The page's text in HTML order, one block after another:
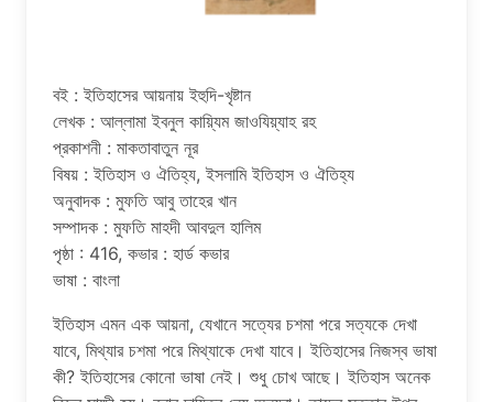
বই : ইতিহাসের আয়নায় ইহুদি-খৃষ্টান
লেখক : আল্লামা ইবনুল কায়্যিম জাওযিয়্যাহ রহ
প্রকাশনী : মাকতাবাতুন নূর
বিষয় : ইতিহাস ও ঐতিহ্য, ইসলামি ইতিহাস ও ঐতিহ্য
অনুবাদক : মুফতি আবু তাহের খান
সম্পাদক : মুফতি মাহদী আবদুল হালিম
পৃষ্ঠা : 416, কভার : হার্ড কভার
ভাষা : বাংলা
ইতিহাস এমন এক আয়না, যেখানে সত্যের চশমা পরে সত্যকে দেখা
যাবে, মিথ্যার চশমা পরে মিথ্যাকে দেখা যাবে। ইতিহাসের নিজস্ব ভাষা
কী? ইতিহাসের কোনো ভাষা নেই। শুধু চোখ আছে। ইতিহাস অনেক